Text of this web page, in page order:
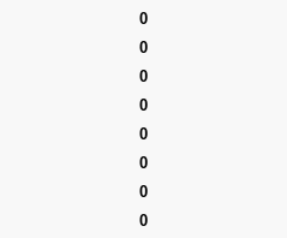
0
0
0
0
0
0
0
0